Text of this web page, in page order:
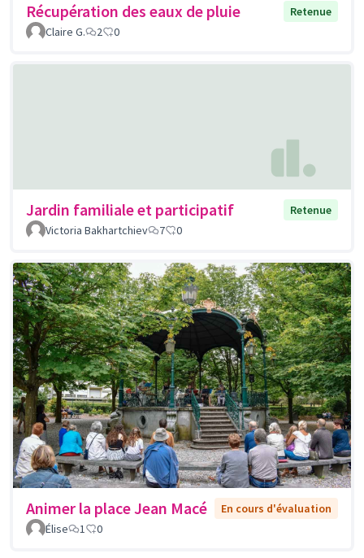
Récupération des eaux de pluie
Retenue
Claire G.
2 0
Jardin familiale et participatif
Retenue
Victoria Bakhartchiev
7 0
Animer la place Jean Macé
En cours d'évaluation
Élise
1 0